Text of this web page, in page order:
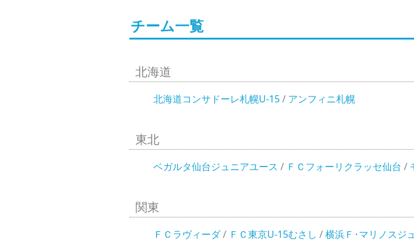
チーム一覧
北海道
北海道コンサドーレ札幌U-15/ アンフィニ札幌
東北
ベガルタ仙台ジュニアユース / ＦＣフォーリクラッセ仙台 /
関東
ＦＣラヴィーダ/ ＦＣ東京U-15むさし /横浜Ｆ･マリノスジ